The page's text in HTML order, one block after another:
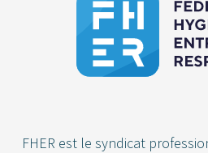
FHER est le syndicat